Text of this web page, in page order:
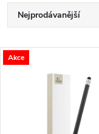
Ř
a
Nejprodávanější
Nejdražší
V
Akce